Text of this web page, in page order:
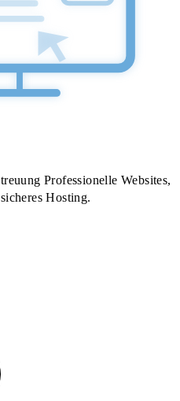
Professionelle Websites,
Hosting.